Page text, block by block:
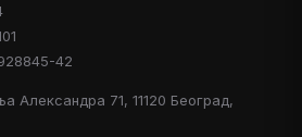
42
Александра 71, 11120 Београд,